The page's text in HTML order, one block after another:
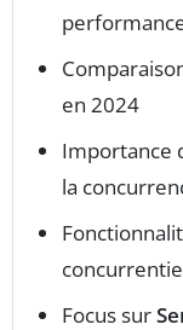
en 2024
Importance
la
Focus sur